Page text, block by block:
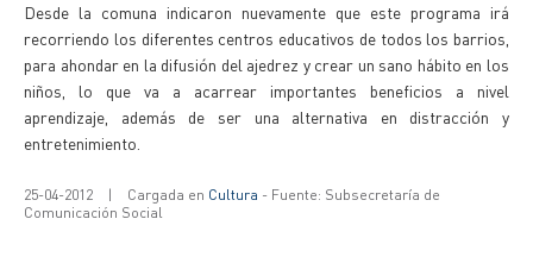
Desde la comuna indicaron nuevamente que este programa irá
recorriendo los diferentes centros educativos de todos los barrios,
para ahondar en la difusión del ajedrez y crear un sano hábito en los
niños, lo que va a acarrear importantes beneficios a nivel
aprendizaje, además de ser una alternativa en distracción y
entretenimiento.
25-04-2012 | Cargada en Cultura - Fuente: Subsecretaría de
Comunicación Social